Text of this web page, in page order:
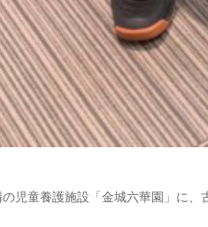
児童養護施設「金城六華園」に